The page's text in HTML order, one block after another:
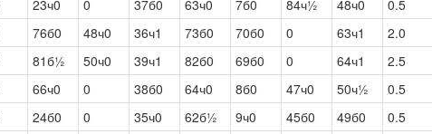
23ч0 0 37б0 63ч0 7б0 84ч½ 48ч0 0.5
76б0 48ч0 36ч1 73б0 70б0 0 63ч1 2.0
81б½ 50ч0 39ч1 82б0 69б0 0 64ч1 2.5
66ч0 0 38б0 64ч0 8б0 47ч0 50ч½ 0.5
24б0 0 35ч0 62б½ 9ч0 45б0 49б0 0.5